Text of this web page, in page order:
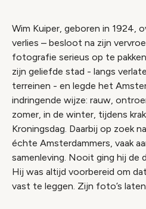
Wim Kuiper, geboren in 1924,
verlies – besloot na zijn
fotografie serieus op te
zijn geliefde stad - langs
terreinen - en legde het
indringende wijze: rauw,
zomer, in de winter, tijdens
Kroningsdag. Daarbij op zoek
échte Amsterdammers, vaak
samenleving. Nooit ging hij
Hij was altijd voorbereid om
vast te leggen. Zijn foto’s